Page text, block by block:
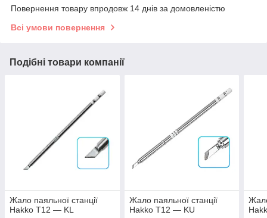
Повернення товару впродовж 14 днів за домовленістю
Всі умови повернення
Подібні товари компанії
Жало паяльної станції
Hakko T12 — KL
Жало паяльної станції
Hakko T12 — KU